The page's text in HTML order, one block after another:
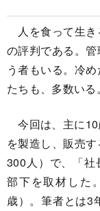
人を食って生
の評判である。
う者もいる。冷
たちも、多数いる。
今回は、主に
を製造し、販売
300人）で、「
部下を取材した
歳）。筆者とは3